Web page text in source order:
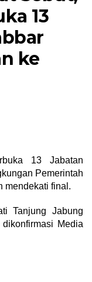
13
ke
13 Jabatan
Pemerintah
mendekati final.
Tanjung Jabung
Media